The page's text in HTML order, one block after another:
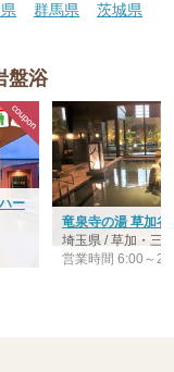
群馬県 茨城県
盤浴
ー
竜泉寺の湯 草加谷
埼玉県 / 草加・三
営業時間 6:00～